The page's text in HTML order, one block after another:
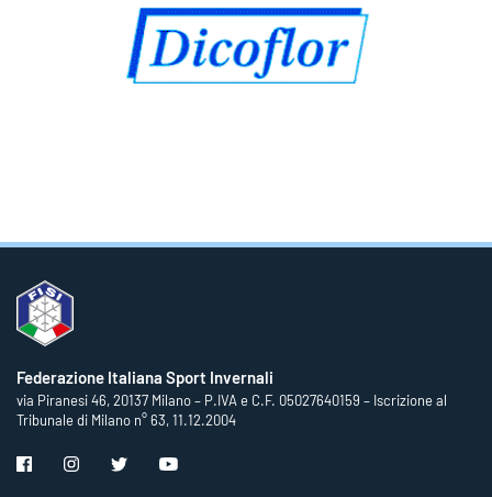
Federazione Italiana Sport Invernali
via Piranesi 46, 20137 Milano – P.IVA e C.F. 05027640159 – Iscrizione al
Tribunale di Milano n° 63, 11.12.2004